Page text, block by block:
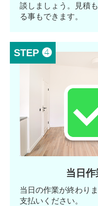
談しましょう。見積
る事もできます。
STEP ❹
当日
当日の作業が終わり
支払いください。